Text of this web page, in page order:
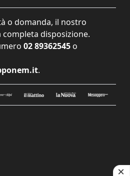
o domanda, il nostro
disposizione.
02 89362545 o
.